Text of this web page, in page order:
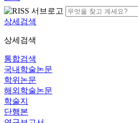
상세검색
상세검색
통합검색
국내학술논문
학위논문
해외학술논문
학술지
단행본